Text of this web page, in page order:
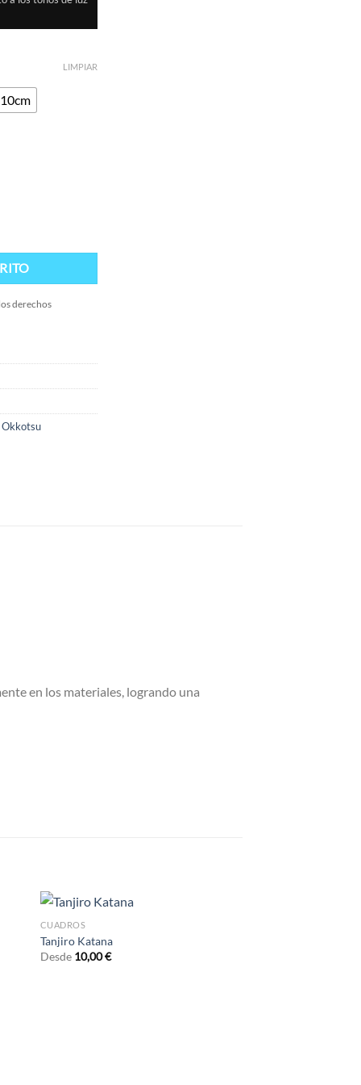
LIMPIAR
derechos
Okkotsu
en los materiales, logrando una
CUADROS
Tanjiro Katana
Desde 10,00€